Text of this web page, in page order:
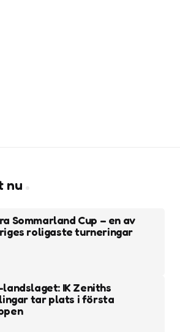
nu
Sommarland Cup – en av
roligaste turneringar
landslaget: IK Zeniths
tar plats i första